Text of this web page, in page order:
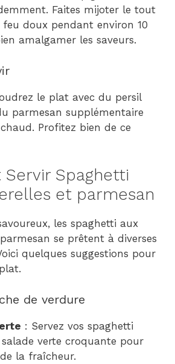
Faites mijoter le tout
doux pendant environ 10
amalgamer les saveurs.
le plat avec du persil
parmesan supplémentaire
Profitez bien de ce
Spaghetti
et parmesan
les spaghetti aux
se prêtent à diverses
quelques suggestions pour
de verdure
: Servez vos spaghetti
verte croquante pour
la fraîcheur.